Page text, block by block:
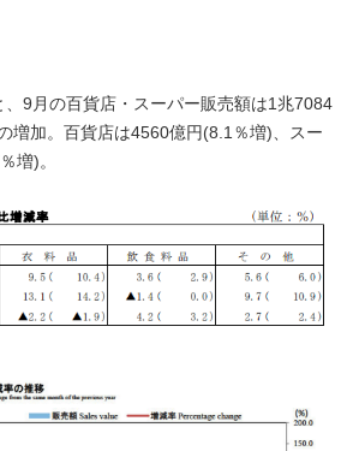
9月の百貨店・スーパー販売額は1兆7084
増加。百貨店は4560億円(8.1％増)、スー
増)。